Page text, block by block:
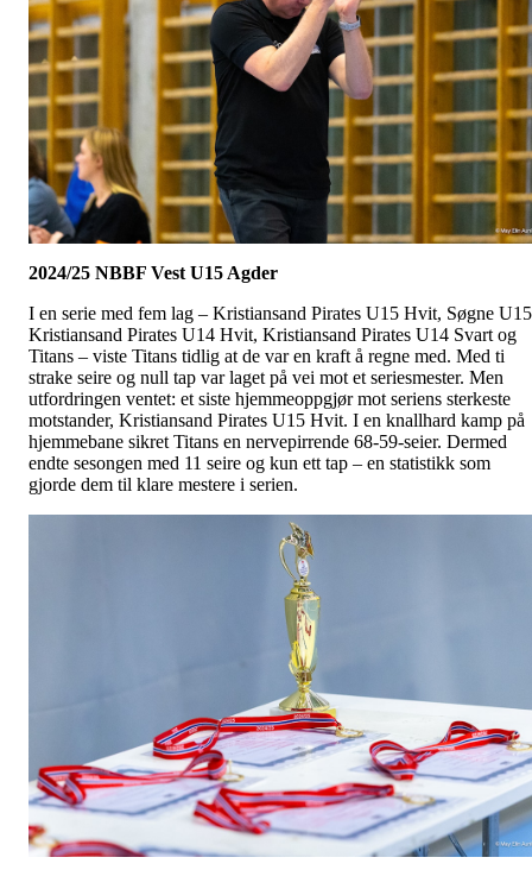
2024/25 NBBF Vest U15 Agder
I en serie med fem lag – Kristiansand Pirates U15 Hvit, Søgne
Kristiansand Pirates U14 Hvit, Kristiansand Pirates U14 Svart og
Titans – viste Titans tidlig at de var en kraft å regne med. Med ti
strake seire og null tap var laget på vei mot et seriesmester. Men
utfordringen ventet: et siste hjemmeoppgjør mot seriens sterkeste
motstander, Kristiansand Pirates U15 Hvit. I en knallhard kamp på
hjemmebane sikret Titans en nervepirrende 68-59-seier. Dermed
endte sesongen med 11 seire og kun ett tap – en statistikk som
gjorde dem til klare mestere i serien.